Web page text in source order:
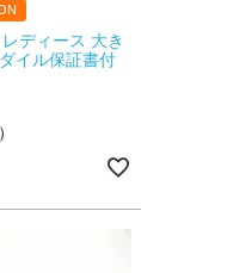
ディース 大き
イル保証書付